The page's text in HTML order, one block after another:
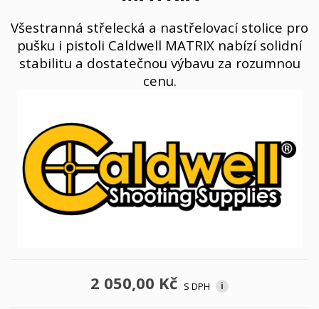
Všestranná střelecká a nastřelovací stolice pro
pušku i pistoli Caldwell MATRIX nabízí solidní
stabilitu a dostatečnou výbavu za rozumnou
cenu.
2 050,00 Kč S DPH i